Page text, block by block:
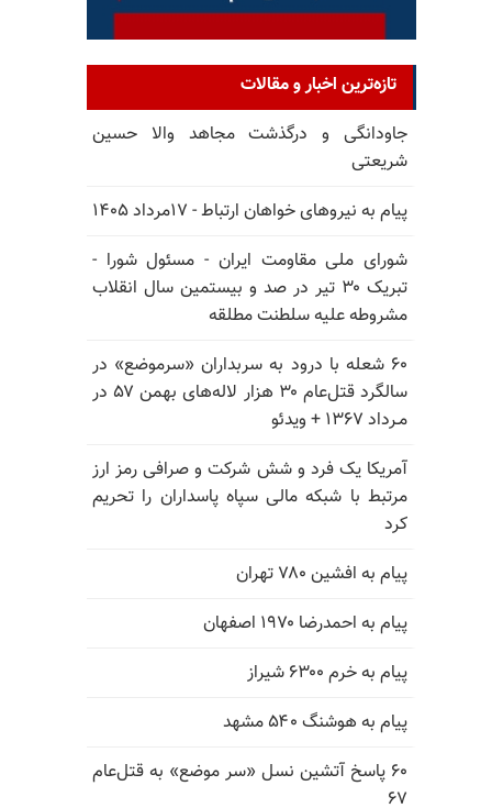
تازه‌ترین اخبار و مقالات
جاودانگی و درگذشت مجاهد والا حسین
شریعتی
پیام به نیروهای خواهان ارتباط - ۱۷مرداد ۱۴۰۵
شورای ملی مقاومت ایران - مسئول شورا -
تبریک ۳۰ تیر در صد و بیستمین سال انقلاب
مشروطه علیه سلطنت مطلقه
۶۰ شعله با درود به سربداران «سرموضع» در
سالگرد قتل‌عام ۳۰ هزار لاله‌های بهمن ۵۷ در
مـرداد ۱۳۶۷ + ویدئو
آمریکا یک فرد و شش شرکت و صرافی رمز ارز
مرتبط با شبکه مالی سپاه پاسداران را تحریم
کرد
پیام به افشین ۷۸۰ تهران
پیام به احمدرضا ۱۹۷۰ اصفهان
پیام به خرم ۶۳۰۰ شیراز
پیام به هوشنگ ۵۴۰ مشهد
۶۰ پاسخ آتشین نسل «سر موضع» به قتل‌عام
۶۷